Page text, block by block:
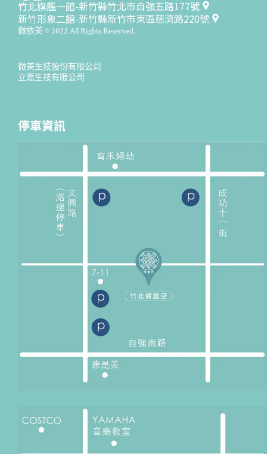
竹北旗艦一館-新竹縣竹北市自強五路177號
新竹形象二館-新竹縣新竹市東區慈濟路220號
微依美 © 2022 All Rights Reserved.
微美生技股份有限公司
立嘉生技有限公司
停車資訊